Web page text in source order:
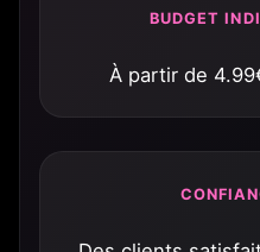
BUDGET
À partir de